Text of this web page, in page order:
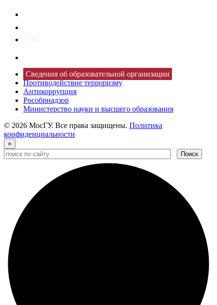
Сведения об образовательной организации
Противодействие терроризму
Антикоррупция
Рособрнадзор
Министерство науки и высшего образования
© 2026 МосГУ. Все права защищены. Политика
конфиденциальности
×